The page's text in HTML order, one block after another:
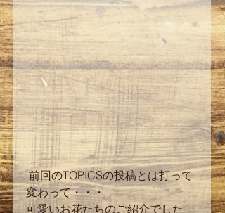
前回のTOPICSの投稿とは打って
変わって・・・
可愛いお花たちのご紹介でした